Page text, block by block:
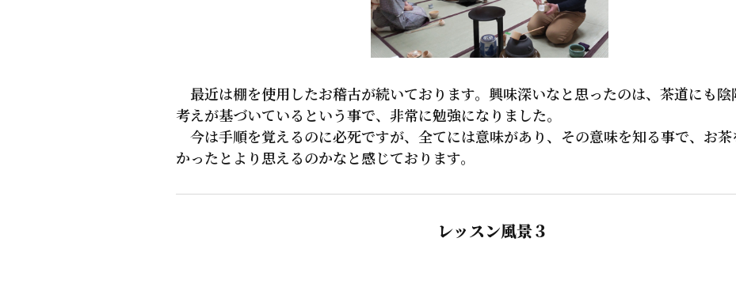
最近は棚を使用したお稽古が続いております。興味深いなと思ったのは、茶道にも陰
考えが基づいているという事で、非常に勉強になりました。
今は手順を覚えるのに必死ですが、全てには意味があり、その意味を知る事で、お茶
かったとより思えるのかなと感じております。
レッスン風景３